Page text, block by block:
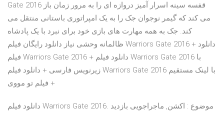
Gate 2016 قفسه سینه اسرار آمیز دروازه ای را به مرور زمان باز
می کند که گیمر نوجوان جک را به یک امپراتوری باستانی منتقل می
کند. جک به همه مهارت های بازی خود برای نبرد با یک پادشاه
ظالمانه وحشی نیاز دانلود رايگان فيلم Warriors Gate 2016 + دانلود
فیلم Warriors Gate 2016 + دانلود فیلم Warriors Gate 2016 با
زیرنویس فارسی + دانلود فیلم Warriors Gate 2016 با لینک مستقیم
+ فیلم تو مووی
دانلود فیلم Warriors Gate 2016. موضوع : اکشن, ماجراجویی بازديد